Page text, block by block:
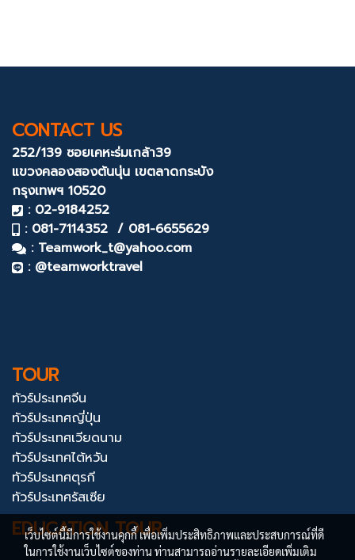
CONTACT US
252/139 ซอยเคหะร่มเกล้า39
แขวงคลองสองต้นนุ่น เขตลาดกระบัง
กรุงเทพฯ 10520
: 02-9184252
: 081-7114352 / 081-6655629
: Teamwork_t@yahoo.com
: @teamworktravel
TOUR
ทัวร์ประเทศจีน
ทัวร์ประเทศญี่ปุ่น
ทัวร์ประเทศเวียดนาม
ทัวร์ประเทศไต้หวัน
ทัวร์ประเทศตุรกี
ทัวร์ประเทศรัสเซีย
EDUCATION TOUR
เว็บไซต์นี้มีการใช้งานคุกกี้ เพื่อเพิ่มประสิทธิภาพและประสบการณ์ที่ดี
ในการใช้งานเว็บไซต์ของท่าน ท่านสามารถอ่านรายละเอียดเพิ่มเติม